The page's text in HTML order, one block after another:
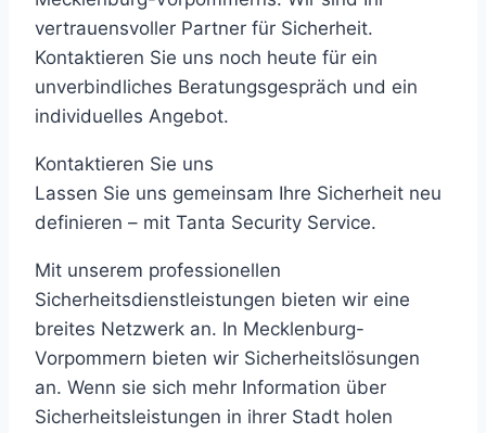
vertrauensvoller Partner für Sicherheit.
Kontaktieren Sie uns noch heute für ein
unverbindliches Beratungsgespräch und ein
individuelles Angebot.
Kontaktieren Sie uns
Lassen Sie uns gemeinsam Ihre Sicherheit neu
definieren – mit Tanta Security Service.
Mit unserem professionellen
Sicherheitsdienstleistungen bieten wir eine
breites Netzwerk an. In Mecklenburg-
Vorpommern bieten wir Sicherheitslösungen
an. Wenn sie sich mehr Information über
Sicherheitsleistungen in ihrer Stadt holen